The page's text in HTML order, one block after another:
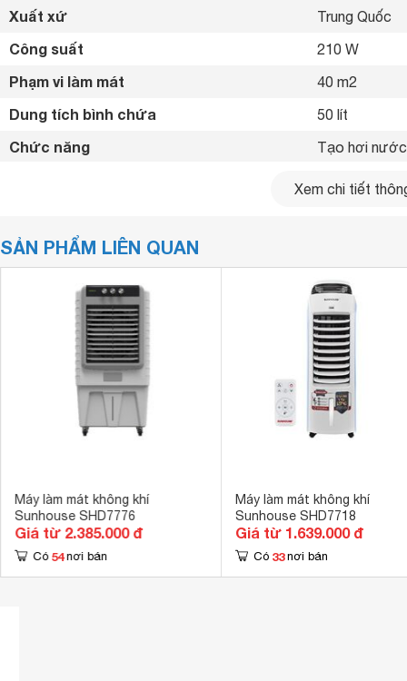
Xuất xứ Trung Quốc
Công suất 210 W
Phạm vi làm mát 40 m2
Dung tích bình chứa 50 lít
Chức năng Tạo hơi
3 mức gió
Bảng điều khiển
70 dB
Có bánh xe
Tự ngắt bơm
Có hộp đá
Kích thước 735 x 458 x
Trọng lượng 21.5 kg
Xem chi tiết
SẢN PHẨM LIÊN QUAN
Máy làm mát không khí
Sunhouse SHD7776
Giá từ 2.385.000 đ
Có 54 nơi bán
Máy làm mát không khí
Sunhouse SHD7718
Giá từ 1.639.000 đ
Có 33 nơi bán